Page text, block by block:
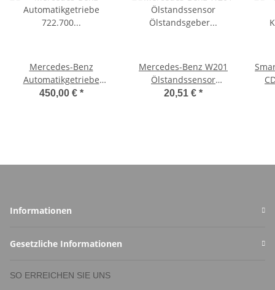
Mercedes-Benz
Automatikgetriebe
722.700 Lamellenträger
450,00 € *
Mercedes-Benz W201
Ölstandssensor
Ölstandsgeber
20,51 € *
Informationen
Gesetzliche Informationen
SO ERREICHEN SIE UNS